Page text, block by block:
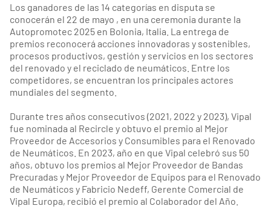
Los ganadores de las 14 categorías en disputa se
conocerán el 22 de mayo , en una ceremonia durante la
Autopromotec 2025 en Bolonia, Italia. La entrega de
premios reconocerá acciones innovadoras y sostenibles,
procesos productivos, gestión y servicios en los sectores
del renovado y el reciclado de neumáticos. Entre los
competidores, se encuentran los principales actores
mundiales del segmento.
Durante tres años consecutivos (2021, 2022 y 2023), Vipal
fue nominada al Recircle y obtuvo el premio al Mejor
Proveedor de Accesorios y Consumibles para el Renovado
de Neumáticos. En 2023, año en que Vipal celebró sus 50
años, obtuvo los premios al Mejor Proveedor de Bandas
Precuradas y Mejor Proveedor de Equipos para el Renovado
de Neumáticos y Fabricio Nedeff, Gerente Comercial de
Vipal Europa, recibió el premio al Colaborador del Año.